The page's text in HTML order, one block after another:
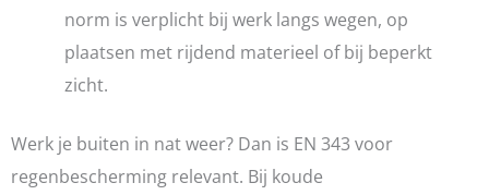
norm is verplicht bij werk langs wegen, op
plaatsen met rijdend materieel of bij beperkt
zicht.
Werk je buiten in nat weer? Dan is EN 343 voor
regenbescherming relevant. Bij koude